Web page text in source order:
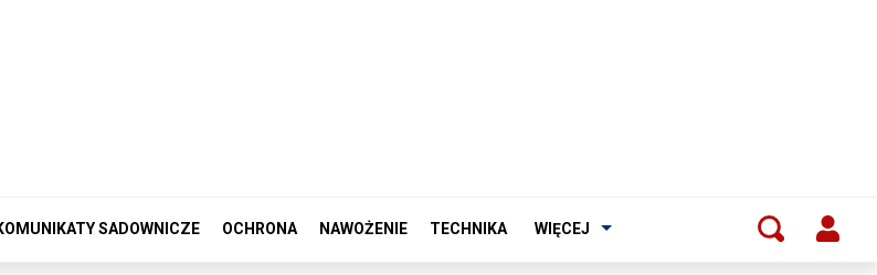
SADOWNICZE OCHRONA NAWOŻENIE TECHNIKA WIĘCEJ